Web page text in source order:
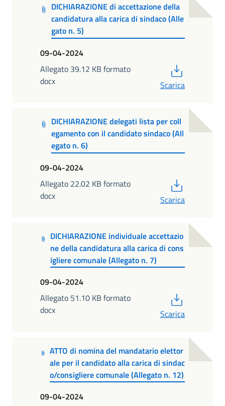
DICHIARAZIONE di accettazione della
candidatura alla carica di sindaco (Alle
gato n. 5)
09-04-2024
Allegato 39.12 KB formato
docx
Scarica
DICHIARAZIONE delegati lista per coll
egamento con il candidato sindaco (All
egato n. 6)
09-04-2024
Allegato 22.02 KB formato
docx
Scarica
DICHIARAZIONE individuale accettazio
ne della candidatura alla carica di cons
igliere comunale (Allegato n. 7)
09-04-2024
Allegato 51.10 KB formato
docx
Scarica
ATTO di nomina del mandatario elettor
ale per il candidato alla carica di sindac
o/consigliere comunale (Allegato n. 12)
09-04-2024